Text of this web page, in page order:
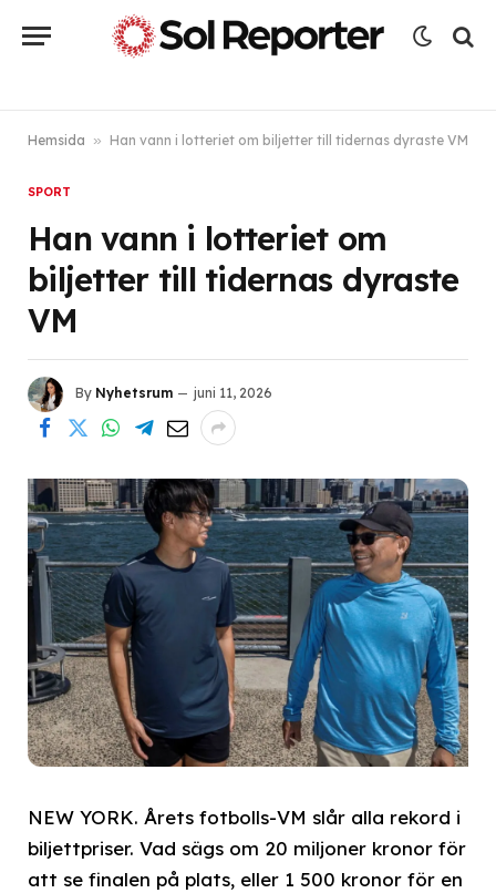
Hemsida » Han vann i lotteriet om biljetter till tidernas dyraste VM
SPORT
Han vann i lotteriet om
biljetter till tidernas dyraste
VM
By Nyhetsrum juni 11, 2026
NEW YORK. Årets fotbolls-VM slår alla rekord i
biljettpriser. Vad sägs om 20 miljoner kronor för
att se finalen på plats, eller 1 500 kronor för en